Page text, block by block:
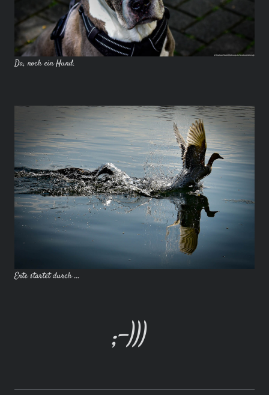
Da, noch ein Hund.
Ente startet durch ...
;-)))